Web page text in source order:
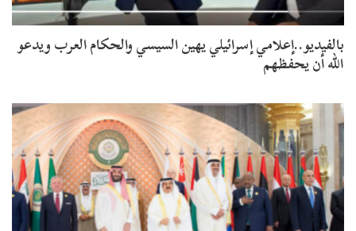
بالفيديو..إعلامي إسرائيلي يهين السيسي والحكام العرب ويدعو
الله أن يحفظهم